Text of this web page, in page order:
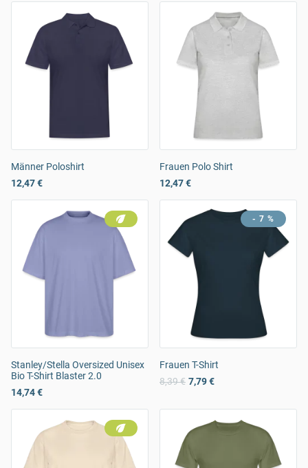
Männer Poloshirt
12,47 €
Frauen Polo Shirt
12,47 €
Stanley/Stella Oversized Unisex
Bio T-Shirt Blaster 2.0
14,74 €
- 7 %
Frauen T-Shirt
8,39 € 7,79 €